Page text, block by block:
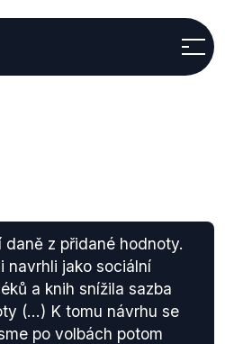
z přidané hodnoty.
navrhli jako sociální
a knih snížila sazba
(...) K tomu návrhu se
po volbách potom